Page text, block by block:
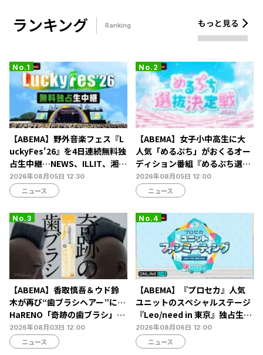
ランキング Ranking もっと見る
【ABEMA】野外音楽フェス『L
uckyFes'26』を4日連続無料独
占生中継…NEWS、ILLIT、湘南
乃風ら60組以上が集結
2026年08月05日 12:30
ニュース
【ABEMA】女子小中高生に大
人気「めるぷち」がおくるオー
ディション番組『めるぷち選抜
決定戦2026』の生配信が決定
2026年08月05日 12:00
ニュース
【ABEMA】香取慎吾＆ウド鈴
木が再び“歯ブラシヘアー”に…
HaRENO「奇跡の歯ブラシ」新
TVCMの放映開始
2026年08月03日 12:00
ニュース
【ABEMA】『プロセカ』人気
ユニットのスペシャルステージ
『Leo/need in 東京』独占生放
送決定…ショートライブや生ア
フレコも
2026年08月06日 12:00
ニュース